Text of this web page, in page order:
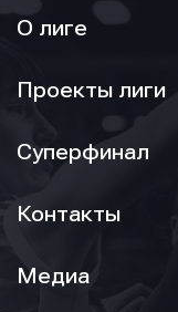
О лиге
Проекты лиги
Суперфинал
Контакты
Медиа